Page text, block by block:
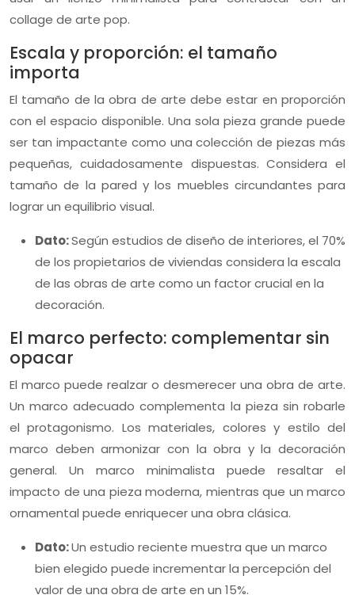
collage de arte pop.
Escala y proporción: el tamaño
importa
El tamaño de la obra de arte debe estar en proporción
con el espacio disponible. Una sola pieza grande puede
ser tan impactante como una colección de piezas más
pequeñas, cuidadosamente dispuestas. Considera el
tamaño de la pared y los muebles circundantes para
lograr un equilibrio visual.
Dato:Según estudios de diseño de interiores, el 70%
de los propietarios de viviendas considera la escala
de las obras de arte como un factor crucial en la
decoración.
El marco perfecto: complementar sin
opacar
El marco puede realzar o desmerecer una obra de arte.
Un marco adecuado complementa la pieza sin robarle
el protagonismo. Los materiales, colores y estilo del
marco deben armonizar con la obra y la decoración
general. Un marco minimalista puede resaltar el
impacto de una pieza moderna, mientras que un marco
ornamental puede enriquecer una obra clásica.
Dato:Un estudio reciente muestra que un marco
bien elegido puede incrementar la percepción del
valor de una obra de arte en un 15%.